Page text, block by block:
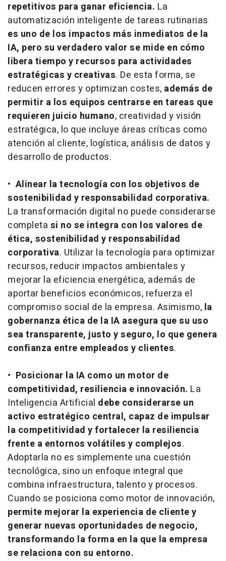
repetitivos para ganar eficiencia. La
automatización inteligente de tareas rutinarias
es uno de los impactos más inmediatos de la
IA, pero su verdadero valor se mide en cómo
libera tiempo y recursos para actividades
estratégicas y creativas. De esta forma, se
reducen errores y optimizan costes, además de
permitir a los equipos centrarse en tareas que
requieren juicio humano, creatividad y visión
estratégica, lo que incluye áreas críticas como
atención al cliente, logística, análisis de datos y
desarrollo de productos.
• Alinear la tecnología con los objetivos de
sostenibilidad y responsabilidad corporativa.
La transformación digital no puede considerarse
completa si no se integra con los valores de
ética, sostenibilidad y responsabilidad
corporativa. Utilizar la tecnología para optimizar
recursos, reducir impactos ambientales y
mejorar la eficiencia energética, además de
aportar beneficios económicos, refuerza el
compromiso social de la empresa. Asimismo, la
gobernanza ética de la IA asegura que su uso
sea transparente, justo y seguro, lo que genera
confianza entre empleados y clientes.
• Posicionar la IA como un motor de
competitividad, resiliencia e innovación. La
Inteligencia Artificial debe considerarse un
activo estratégico central, capaz de impulsar
la competitividad y fortalecer la resiliencia
frente a entornos volátiles y complejos.
Adoptarla no es simplemente una cuestión
tecnológica, sino un enfoque integral que
combina infraestructura, talento y procesos.
Cuando se posiciona como motor de innovación,
permite mejorar la experiencia de cliente y
generar nuevas oportunidades de negocio,
transformando la forma en la que la empresa
se relaciona con su entorno.